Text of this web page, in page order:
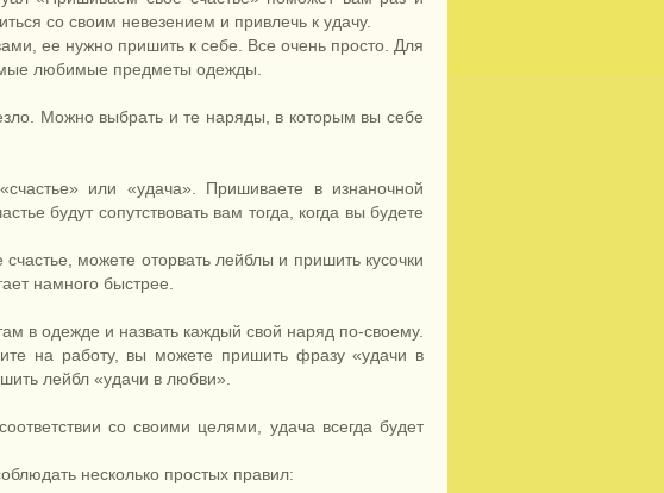
со своим невезением и привлечь к удачу.
ее нужно пришить к себе. Все очень просто. Для
любимые предметы одежды.
Можно выбрать и те наряды, в которым вы себе
или «удача». Пришиваете в изнаночной
будут сопутствовать вам тогда, когда вы будете
можете оторвать лейблы и пришить кусочки
намного быстрее.
в одежде и назвать каждый свой наряд по-своему.
на работу, вы можете пришить фразу «удачи в
лейбл «удачи в любви».
со своими целями, удача всегда будет
несколько простых правил: